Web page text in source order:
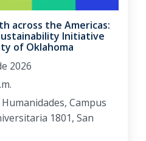
across the Americas:
Initiative
of Oklahoma
2026
Campus
1801, San